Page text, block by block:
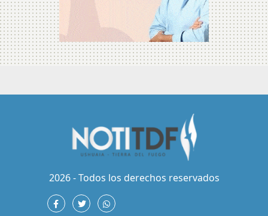
2026 - Todos los derechos reservados